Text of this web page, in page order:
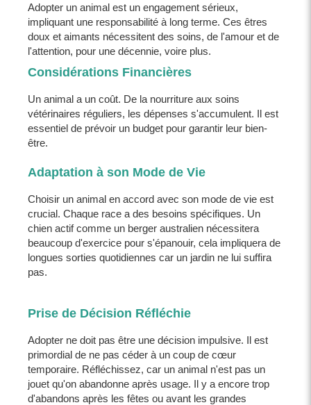
Adopter un animal est un engagement sérieux,
impliquant une responsabilité à long terme. Ces êtres
doux et aimants nécessitent des soins, de l'amour et de
l'attention, pour une décennie, voire plus.
Considérations Financières
Un animal a un coût. De la nourriture aux soins
vétérinaires réguliers, les dépenses s'accumulent. Il est
essentiel de prévoir un budget pour garantir leur bien-
être.
Adaptation à son Mode de Vie
Choisir un animal en accord avec son mode de vie est
crucial. Chaque race a des besoins spécifiques. Un
chien actif comme un berger australien nécessitera
beaucoup d'exercice pour s'épanouir, cela impliquera de
longues sorties quotidiennes car un jardin ne lui suffira
pas.
Prise de Décision Réfléchie
Adopter ne doit pas être une décision impulsive. Il est
primordial de ne pas céder à un coup de cœur
temporaire. Réfléchissez, car un animal n'est pas un
jouet qu'on abandonne après usage. Il y a encore trop
d'abandons après les fêtes ou avant les grandes